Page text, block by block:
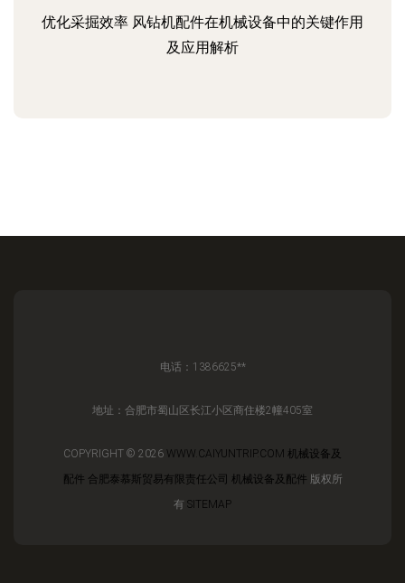
优化采掘效率 风钻机配件在机械设备中的关键作用
及应用解析
电话：1386625**
地址：合肥市蜀山区长江小区商住楼2幢405室
COPYRIGHT © 2026 WWW.CAIYUNTRIP.COM 机械设备及
配件 合肥泰慕斯贸易有限责任公司 机械设备及配件 版权所
有 SITEMAP